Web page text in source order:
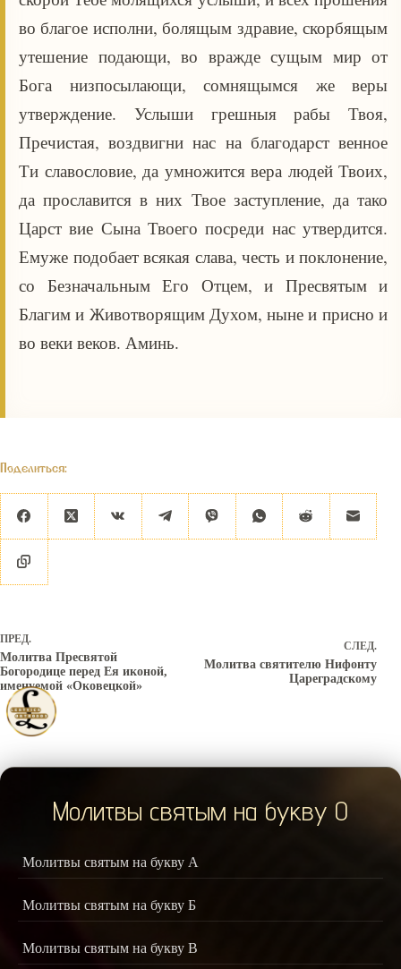
во благое исполни, болящым здравие, скорбящым
утешение подающи, во вражде сущым мир от
Бога низпосылающи, сомнящымся же веры
утверждение. Услыши грешныя рабы Твоя,
Пречистая, воздвигни нас на благодарст венное
Ти славословие, да умножится вера людей Твоих,
да прославится в них Твое заступление, да тако
Царст вие Сына Твоего посреди нас утвердится.
Емуже подобает всякая слава, честь и поклонение,
со Безначальным Его Отцем, и Пресвятым и
Благим и Животворящим Духом, ныне и присно и
во веки веков. Аминь.
Поделиться:
ПРЕД.
Молитва Пресвятой
Богородице перед Ея иконой,
именуемой «Оковецкой»
СЛЕД.
Молитва святителю Нифонту
Цареградскому
Молитвы святым на букву О
Молитвы святым на букву А
Молитвы святым на букву Б
Молитвы святым на букву В